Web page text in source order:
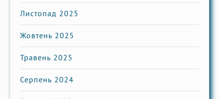
Листопад 2025
Жовтень 2025
Травень 2025
Серпень 2024